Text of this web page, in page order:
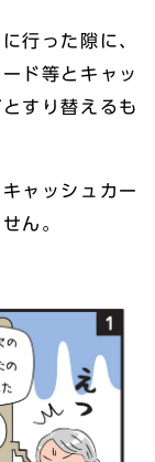
行った隙に、
ド等とキャッ
すり替えるも
ャッシュカー
ん。